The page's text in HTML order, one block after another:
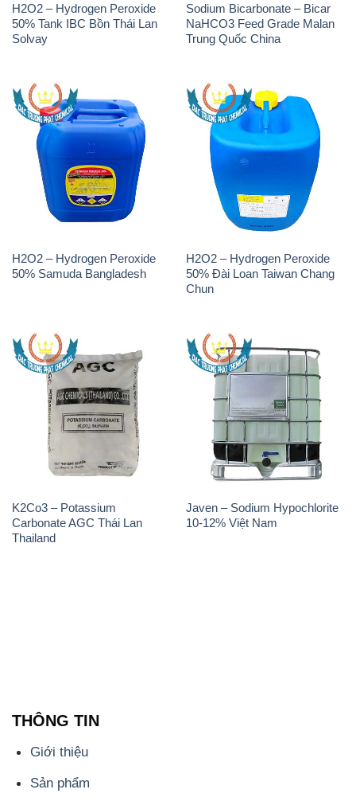
H2O2 – Hydrogen Peroxide
50% Tank IBC Bồn Thái Lan
Solvay
Sodium Bicarbonate – Bicar
NaHCO3 Feed Grade Malan
Trung Quốc China
H2O2 – Hydrogen Peroxide
50% Samuda Bangladesh
H2O2 – Hydrogen Peroxide
50% Đài Loan Taiwan Chang
Chun
K2Co3 – Potassium
Carbonate AGC Thái Lan
Thailand
Javen – Sodium Hypochlorite
10-12% Việt Nam
THÔNG TIN
Giới thiệu
Sản phẩm